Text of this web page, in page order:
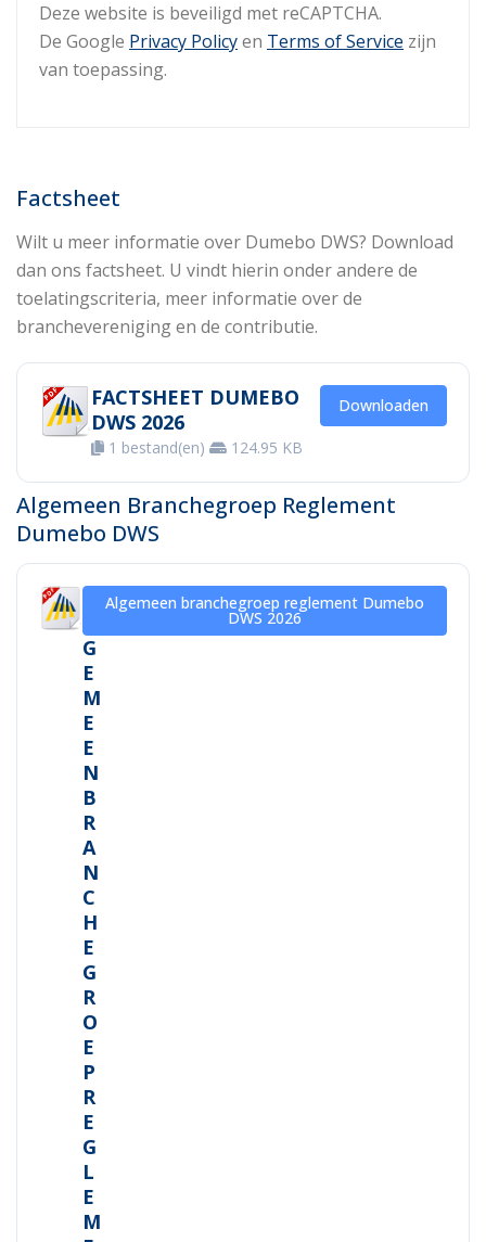
Deze website is beveiligd met reCAPTCHA.
De Google Privacy Policyen Terms of Service zijn
van toepassing.
Factsheet
Wilt u meer informatie over Dumebo DWS? Download
dan ons factsheet. U vindt hierin onder andere de
toelatingscriteria, meer informatie over de
branchevereniging en de contributie.
FACTSHEET DUMEBO
DWS 2026
1 bestand(en) 124.95 KB
Downloaden
Algemeen Branchegroep Reglement
Dumebo DWS
G
E
M
E
E
N
B
R
A
N
C
H
E
G
R
O
E
P
R
E
G
L
E
M
Algemeen branchegroep reglement Dumebo
DWS 2026